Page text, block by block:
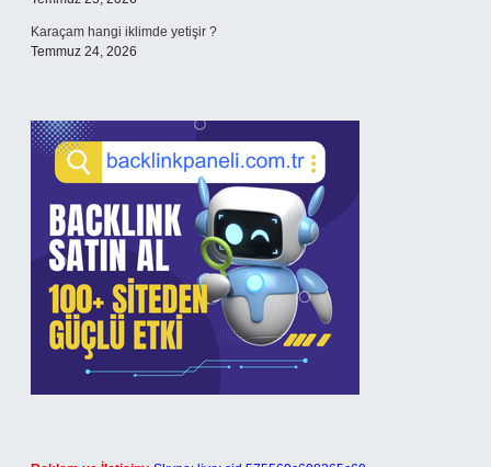
Karaçam hangi iklimde yetişir ?
Temmuz 24, 2026